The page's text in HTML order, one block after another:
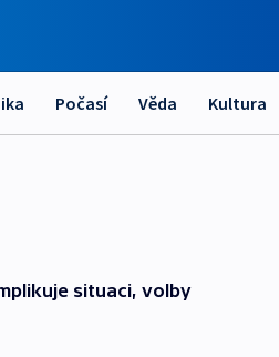
Počasí Věda Kultura
situaci, volby